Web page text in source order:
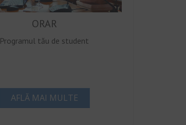
ORAR
Programul tău de student
AFLĂ MAI MULTE